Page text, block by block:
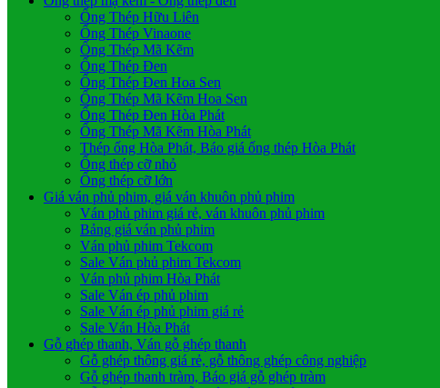
Ống Thép Hữu Liên
Ống Thép Vinaone
Ống Thép Mã Kẽm
Ống Thép Đen
Ống Thép Đen Hoa Sen
Ống Thép Mã Kẽm Hoa Sen
Ống Thép Đen Hòa Phát
Ống Thép Mã Kẽm Hòa Phát
Thép ống Hòa Phát, Báo giá ống thép Hòa Phát
Ống thép cỡ nhỏ
Ống thép cỡ lớn
Giá ván phủ phim, giá ván khuôn phủ phim
Ván phủ phim giá rẻ, ván khuôn phủ phim
Bảng giá ván phủ phim
Ván phủ phim Tekcom
Sale Ván phủ phim Tekcom
Ván phủ phim Hòa Phát
Sale Ván ép phủ phim
Sale Ván ép phủ phim giá rẻ
Sale Ván Hòa Phát
Gỗ ghép thanh, Ván gỗ ghép thanh
Gỗ ghép thông giá rẻ, gỗ thông ghép công nghiệp
Gỗ ghép thanh tràm, Báo giá gỗ ghép tràm